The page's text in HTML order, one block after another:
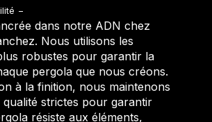
dans notre ADN chez
Nous utilisons les
robustes pour garantir la
pergola que nous créons.
à la finition, nous maintenons
qualité strictes pour garantir
résiste aux éléments,